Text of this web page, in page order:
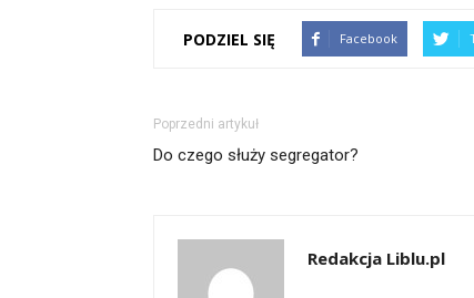
PODZIEL SIĘ Facebook
Poprzedni artykuł
Do czego służy segregator?
Redakcja Liblu.pl